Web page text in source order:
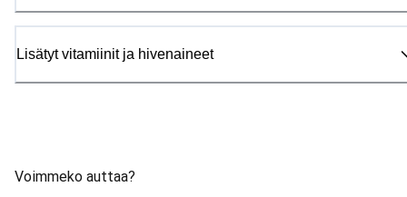
Lisätyt vitamiinit ja hivenaineet
Voimmeko auttaa?